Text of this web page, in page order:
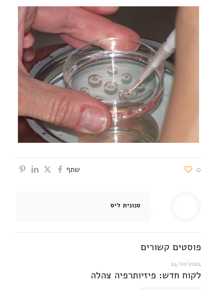
שתף 0
סנונית ליס
פוסטים קשורים
24/01/2024
לקוח חדש: פיזיותרפיה צהלה